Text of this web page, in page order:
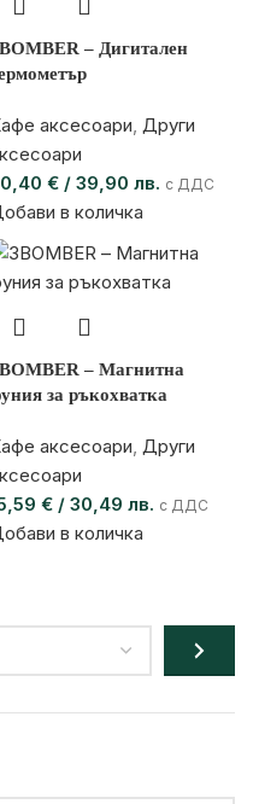
– Дигитален
аксесоари, Други
€ / 39,90 лв. с ДДС
в количка
– Магнитна
за ръкохватка
аксесоари, Други
€ / 30,49 лв. с ДДС
в количка